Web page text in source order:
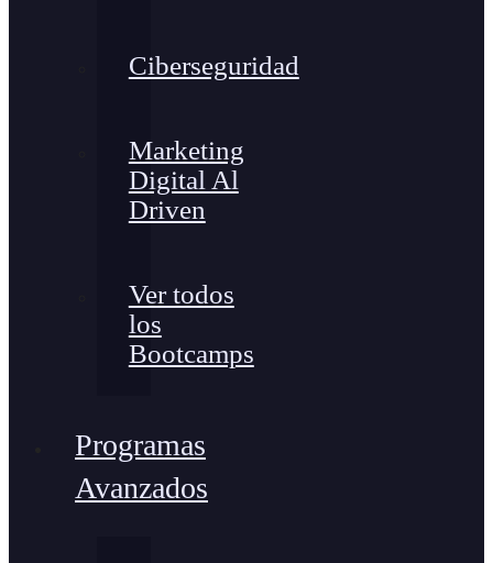
Ciberseguridad
Marketing
Digital Al
Driven
Ver todos
los
Bootcamps
Programas
Avanzados